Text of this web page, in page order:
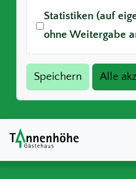
Statistiken (auf
ohne Weitergabe